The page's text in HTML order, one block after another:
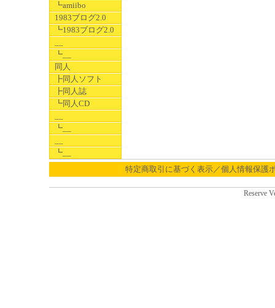
┗amiibo
1983ブログ2.0
┗1983ブログ2.0
┗__
同人
┣同人ソフト
┣同人誌
┗同人CD
┗__
┗__
特定商取引に基づく表示／個人情報保護
Reserve